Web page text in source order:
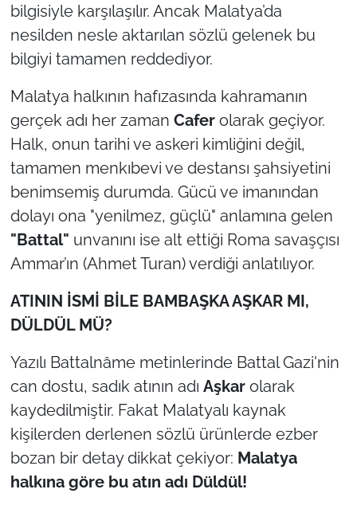
bilgisiyle karşılaşılır. Ancak Malatya’da
nesilden nesle aktarılan sözlü gelenek bu
bilgiyi tamamen reddediyor.
Malatya halkının hafızasında kahramanın
gerçek adı her zaman Caferolarak geçiyor.
Halk, onun tarihi ve askeri kimliğini değil,
tamamen menkıbevi ve destansı şahsiyetini
benimsemiş durumda. Gücü ve imanından
dolayı ona "yenilmez, güçlü" anlamına gelen
"Battal" unvanını ise alt ettiği Roma savaşçısı
Ammar’ın (Ahmet Turan) verdiği anlatılıyor.
ATININ İSMİ BİLE BAMBAŞKA AŞKAR MI,
DÜLDÜL MÜ?
Yazılı Battalnâme metinlerinde Battal Gazi'nin
can dostu, sadık atının adı Aşkarolarak
kaydedilmiştir. Fakat Malatyalı kaynak
kişilerden derlenen sözlü ürünlerde ezber
bozan bir detay dikkat çekiyor: Malatya
halkına göre bu atın adı Düldül!